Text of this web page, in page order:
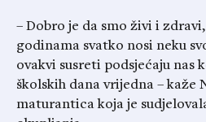
– Dobro je da smo živi i
godinama svatko nosi neku
ovakvi susreti podsjećaju nas
školskih dana vrijedna – kaže
maturantica koja je